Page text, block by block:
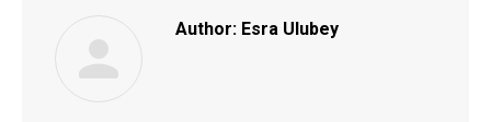
Author: Esra Ulubey